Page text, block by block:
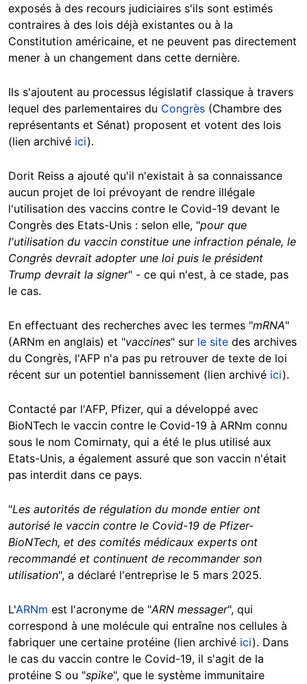
exposés à des recours judiciaires s'ils sont estimés
contraires à des lois déjà existantes ou à la
Constitution américaine, et ne peuvent pas directement
mener à un changement dans cette dernière.
Ils s'ajoutent au processus législatif classique à travers
lequel des parlementaires du Congrès (Chambre des
représentants et Sénat) proposent et votent des lois
(lien archivé ici).
Dorit Reiss a ajouté qu'il n'existait à sa connaissance
aucun projet de loi prévoyant de rendre illégale
l'utilisation des vaccins contre le Covid-19 devant le
Congrès des Etats-Unis : selon elle, "pour que
l'utilisation du vaccin constitue une infraction pénale, le
Congrès devrait adopter une loi puis le président
Trump devrait la signer" - ce qui n'est, à ce stade, pas
le cas.
En effectuant des recherches avec les termes "mRNA"
(ARNm en anglais) et "vaccines" sur le site des archives
du Congrès, l'AFP n'a pas pu retrouver de texte de loi
récent sur un potentiel bannissement (lien archivé ici).
Contacté par l'AFP, Pfizer, qui a développé avec
BioNTech le vaccin contre le Covid-19 à ARNm connu
sous le nom Comirnaty, qui a été le plus utilisé aux
Etats-Unis, a également assuré que son vaccin n'était
pas interdit dans ce pays.
"Les autorités de régulation du monde entier ont
autorisé le vaccin contre le Covid-19 de Pfizer-
BioNTech, et des comités médicaux experts ont
recommandé et continuent de recommander son
utilisation", a déclaré l'entreprise le 5 mars 2025.
L'ARNm est l'acronyme de "ARN messager", qui
correspond à une molécule qui entraîne nos cellules à
fabriquer une certaine protéine (lien archivé ici). Dans
le cas du vaccin contre le Covid-19, il s'agit de la
protéine S ou "spike", que le système immunitaire